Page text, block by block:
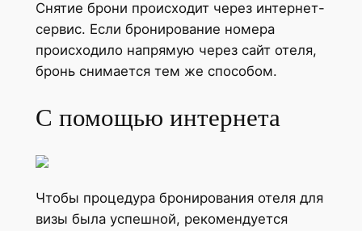
Снятие брони происходит через интернет-
сервис. Если бронирование номера
происходило напрямую через сайт отеля,
бронь снимается тем же способом.
С помощью интернета
Чтобы процедура бронирования отеля для
визы была успешной, рекомендуется